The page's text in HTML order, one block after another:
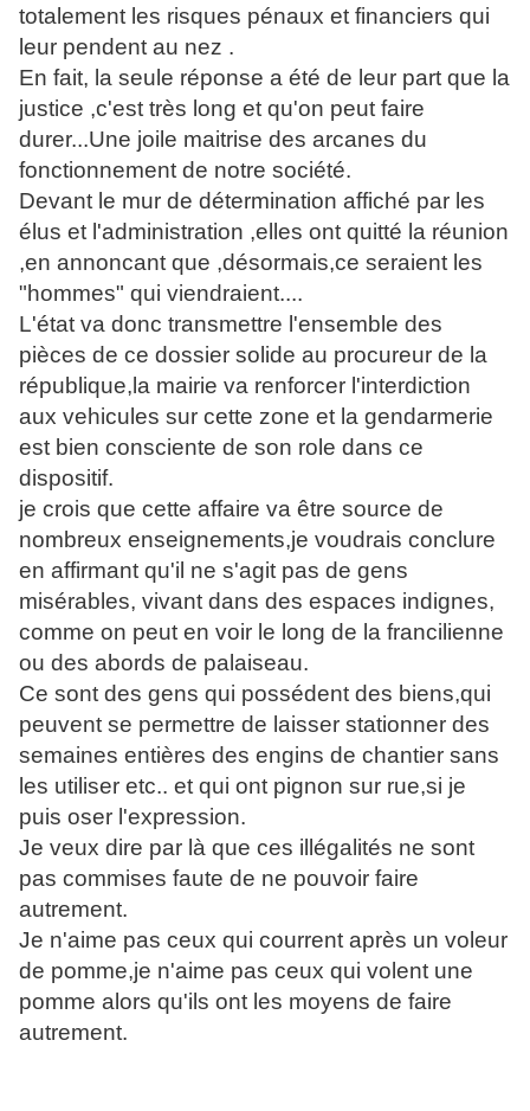
totalement les risques pénaux et financiers qui
leur pendent au nez .
En fait, la seule réponse a été de leur part que la
justice ,c'est très long et qu'on peut faire
durer...Une joile maitrise des arcanes du
fonctionnement de notre société.
Devant le mur de détermination affiché par les
élus et l'administration ,elles ont quitté la réunion
,en annoncant que ,désormais,ce seraient les
"hommes" qui viendraient....
L'état va donc transmettre l'ensemble des
pièces de ce dossier solide au procureur de la
république,la mairie va renforcer l'interdiction
aux vehicules sur cette zone et la gendarmerie
est bien consciente de son role dans ce
dispositif.
je crois que cette affaire va être source de
nombreux enseignements,je voudrais conclure
en affirmant qu'il ne s'agit pas de gens
misérables, vivant dans des espaces indignes,
comme on peut en voir le long de la francilienne
ou des abords de palaiseau.
Ce sont des gens qui possédent des biens,qui
peuvent se permettre de laisser stationner des
semaines entières des engins de chantier sans
les utiliser etc.. et qui ont pignon sur rue,si je
puis oser l'expression.
Je veux dire par là que ces illégalités ne sont
pas commises faute de ne pouvoir faire
autrement.
Je n'aime pas ceux qui courrent après un voleur
de pomme,je n'aime pas ceux qui volent une
pomme alors qu'ils ont les moyens de faire
autrement.